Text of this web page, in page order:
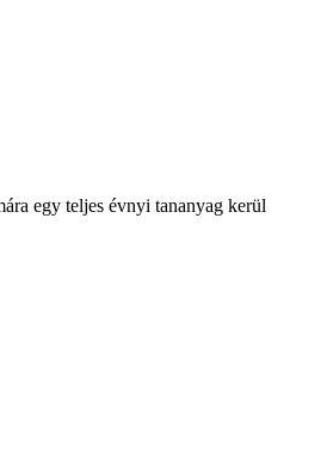
egy teljes évnyi tananyag kerül